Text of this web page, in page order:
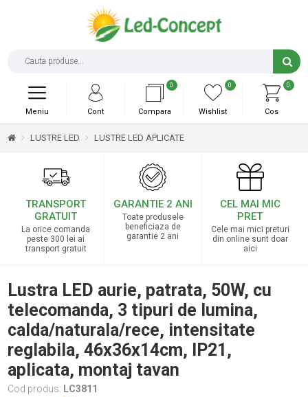
0
Cos
0
Wishlist
0
Compara
Cont
Meniu
LUSTRE LED LUSTRE LED APLICATE
TRANSPORT
GRATUIT
La orice comanda
peste 300 lei ai
transport gratuit
GARANTIE 2 ANI
Toate produsele
beneficiaza de
garantie 2 ani
CEL MAI MIC
PRET
Cele mai mici preturi
din online sunt doar
aici
Lustra LED aurie, patrata, 50W, cu
telecomanda, 3 tipuri de lumina,
calda/naturala/rece, intensitate
reglabila, 46x36x14cm, IP21,
aplicata, montaj tavan
Cod produs: LC3811